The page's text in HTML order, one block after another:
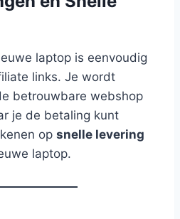
laptop is eenvoudig
links. Je wordt
betrouwbare webshop
je de betaling kunt
op snelle levering
laptop.